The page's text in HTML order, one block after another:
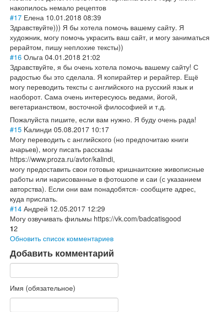
накопилось немало рецептов
#17 Елена 10.01.2018 08:39
Здравствуйте))) Я бы хотела помочь вашему сайту. Я
художник, могу помочь украсить ваш сайт, и могу заниматься
рерайтом, пишу неплохие тексты))
#16 Ольга 04.01.2018 21:02
Здравствуйте, я бы очень хотела помочь вашему сайту! С
радостью бы это сделала. Я копирайтер и рерайтер. Ещё
могу переводить тексты с английского на русский язык и
наоборот. Сама очень интересуюсь ведами, йогой,
вегетарианством, восточной философией и т.д.
Пожалуйста пишите, если вам нужно. Я буду очень рада!
#15 Kалинди 05.08.2017 10:17
Могу переводить с английского (но предпочитаю книги
ачарьев), могу писать рассказы
https://www.proza.ru/avtor/kalindi,
могу предоставить свои готовые кришнаитские живописные
работы или нарисованные в фотошопе и саи (с указанием
авторства). Если они вам понадобятся- сообщите адрес,
куда прислать.
#14 Андрей 12.05.2017 12:29
Могу озвучивать фильмы https://vk.com/badcatisgood
12
Обновить список комментариев
Добавить комментарий
Имя (обязательное)